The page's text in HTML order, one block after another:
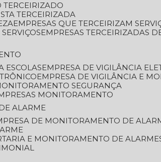
TERCEIRIZADO
TERCEIRIZADA
EMPRESAS QUE TERCEIRIZAM
EMPRESAS TERCEIRIZADAS
ESCOLAS
EMPRESA DE VIGILÂNCIA
EMPRESA DE VIGILÂNCIA E
SEGURANÇA
MONITORAMENTO
ALARME
DE MONITORAMENTO DE
E MONITORAMENTO DE